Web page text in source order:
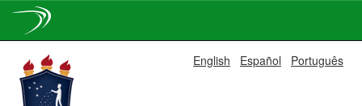
navigation
English Español Português